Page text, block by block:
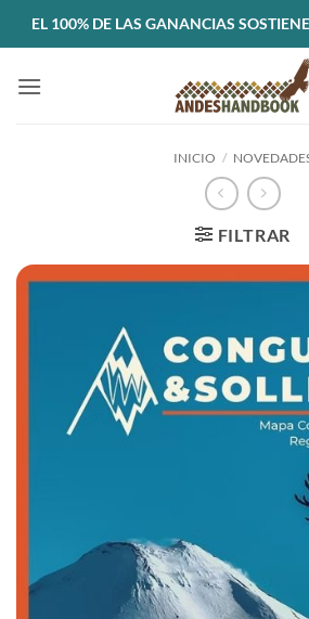
EL 100% DE LAS GANANCIAS
INICIO /
FILTRAR